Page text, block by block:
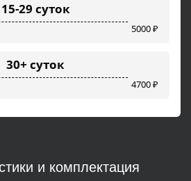
15-29 суток
5000 ₽
30+ суток
4700 ₽
и комплектация